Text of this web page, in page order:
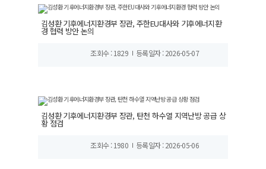
김성환 기후에너지환경부 장관, 주한EU대사와 기후에너지환
경 협력 방안 논의
조회수 : 1829 등록일자 : 2026-05-07
김성환 기후에너지환경부 장관, 탄천 하수열 지역난방 공급 상
황 점검
조회수 : 1980 등록일자 : 2026-05-06